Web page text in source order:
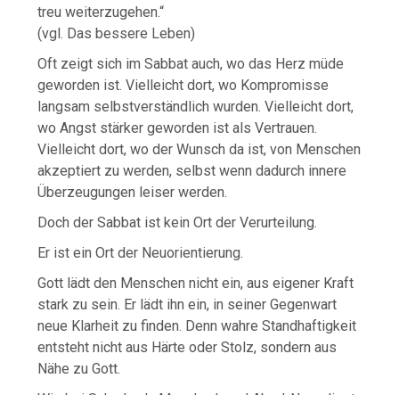
treu weiterzugehen.“
(vgl. Das bessere Leben)
Oft zeigt sich im Sabbat auch, wo das Herz müde
geworden ist. Vielleicht dort, wo Kompromisse
langsam selbstverständlich wurden. Vielleicht dort,
wo Angst stärker geworden ist als Vertrauen.
Vielleicht dort, wo der Wunsch da ist, von Menschen
akzeptiert zu werden, selbst wenn dadurch innere
Überzeugungen leiser werden.
Doch der Sabbat ist kein Ort der Verurteilung.
Er ist ein Ort der Neuorientierung.
Gott lädt den Menschen nicht ein, aus eigener Kraft
stark zu sein. Er lädt ihn ein, in seiner Gegenwart
neue Klarheit zu finden. Denn wahre Standhaftigkeit
entsteht nicht aus Härte oder Stolz, sondern aus
Nähe zu Gott.